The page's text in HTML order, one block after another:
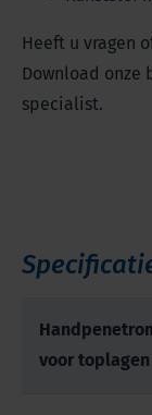
Heeft u vragen
Download onze
specialist.
voor